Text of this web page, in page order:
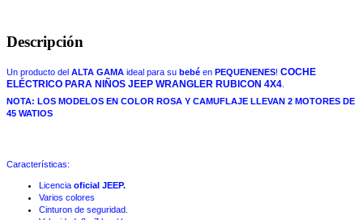
Descripción
Un producto del ALTA GAMA ideal para su bebé en PEQUENENES! COCHE
ELÉCTRICO PARA NIÑOS JEEP WRANGLER RUBICON 4X4
NOTA: LOS MODELOS EN COLOR ROSA Y CAMUFLAJE LLEVAN 2 MOTORES DE
45 WATIOS
Características:
Licencia oficial JEEP.
Varios colores
Cinturon de seguridad.